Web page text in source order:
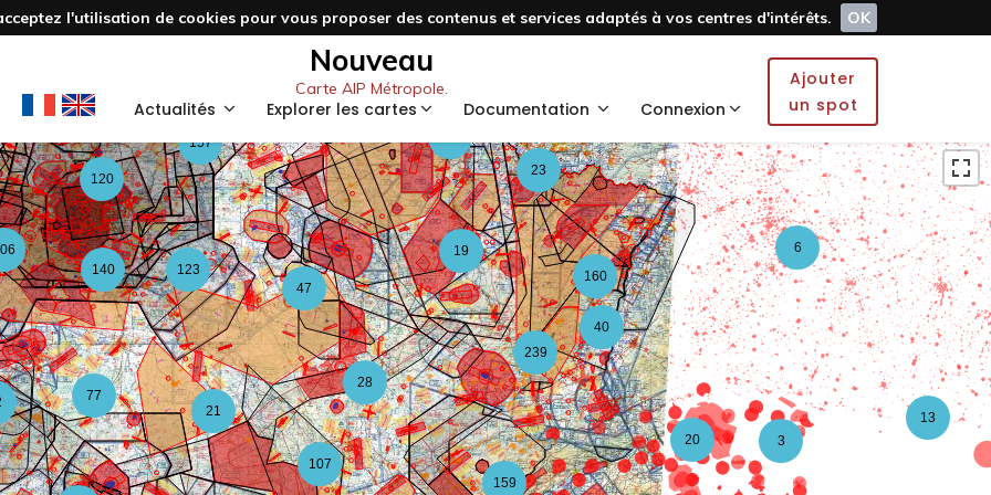
l'utilisation de cookies pour vous proposer des contenus et services adaptés à vos centres d'intérêts.
OK
Nouveau
Carte AIP Métropole.
Actualités Explorer les cartes Documentation Connexion
Ajouter
un spot
59
159
107
77
123
157
47
28
3
13
19 6
40
23
160
3
21
140
120
20
239